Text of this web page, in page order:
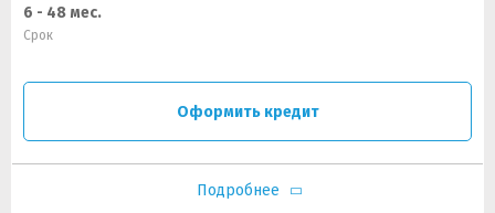
6 - 48 мес.
Срок
Оформить кредит
Подробнее